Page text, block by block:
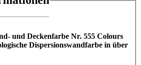
und Deckenfarbe Nr. 555 Colours
Dispersionswandfarbe in über